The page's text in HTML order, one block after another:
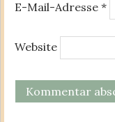
E-Mail-Adresse *
Website